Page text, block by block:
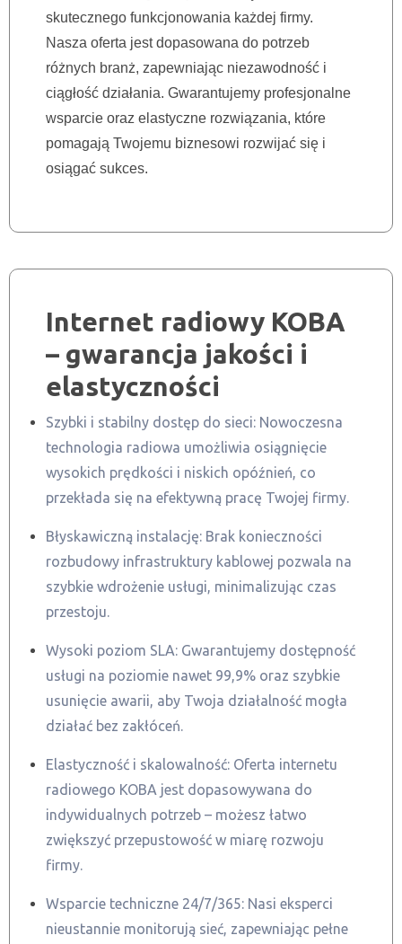
skutecznego funkcjonowania każdej firmy.
Nasza oferta jest dopasowana do potrzeb
różnych branż, zapewniając niezawodność i
ciągłość działania. Gwarantujemy profesjonalne
wsparcie oraz elastyczne rozwiązania, które
pomagają Twojemu biznesowi rozwijać się i
osiągać sukces.
Internet radiowy KOBA
– gwarancja jakości i
elastyczności
Szybki i stabilny dostęp do sieci: Nowoczesna
technologia radiowa umożliwia osiągnięcie
wysokich prędkości i niskich opóźnień, co
przekłada się na efektywną pracę Twojej firmy.
Błyskawiczną instalację: Brak konieczności
rozbudowy infrastruktury kablowej pozwala na
szybkie wdrożenie usługi, minimalizując czas
przestoju.
Wysoki poziom SLA: Gwarantujemy dostępność
usługi na poziomie nawet 99,9% oraz szybkie
usunięcie awarii, aby Twoja działalność mogła
działać bez zakłóceń.
Elastyczność i skalowalność: Oferta internetu
radiowego KOBA jest dopasowywana do
indywidualnych potrzeb – możesz łatwo
zwiększyć przepustowość w miarę rozwoju
firmy.
Wsparcie techniczne 24/7/365: Nasi eksperci
nieustannie monitorują sieć, zapewniając pełne